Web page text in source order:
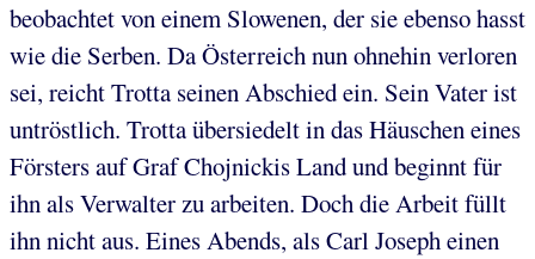
beobachtet von einem Slowenen, der sie ebenso hasst
wie die Serben. Da Österreich nun ohnehin verloren
sei, reicht Trotta seinen Abschied ein. Sein Vater ist
untröstlich. Trotta übersiedelt in das Häuschen eines
Försters auf Graf Chojnickis Land und beginnt für
ihn als Verwalter zu arbeiten. Doch die Arbeit füllt
ihn nicht aus. Eines Abends, als Carl Joseph einen